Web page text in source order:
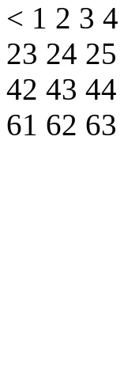
< 1 2 3 4
23 24 25
42 43 44
61 62 63